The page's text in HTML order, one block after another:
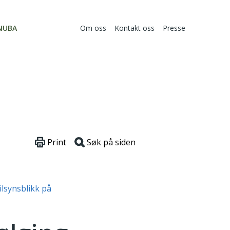
Om oss Kontakt oss Presse
på
Print Søk på siden